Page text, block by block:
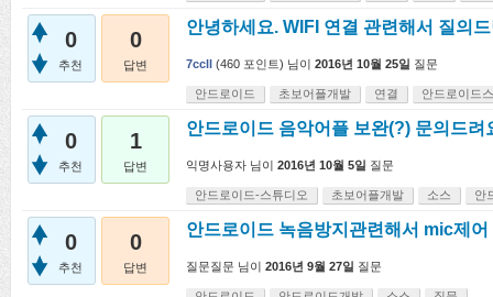
0
추천
0
답변
안녕하세요. WIFI 연결 관련해서 질의
7ccll (460 포인트) 님이 2016년 10월 25일 질문
안드로이드 초보어플개발 연결 안드로이드
0
추천
1
답변
안드로이드 음악어플 보완(?) 문의드려
익명사용자 님이 2016년 10월 5일 질문
안드로이드-스튜디오 초보어플개발 소스 안
0
추천
0
답변
안드로이드 녹음방지관련해서 mic제
질문질문 님이 2016년 9월 27일 질문